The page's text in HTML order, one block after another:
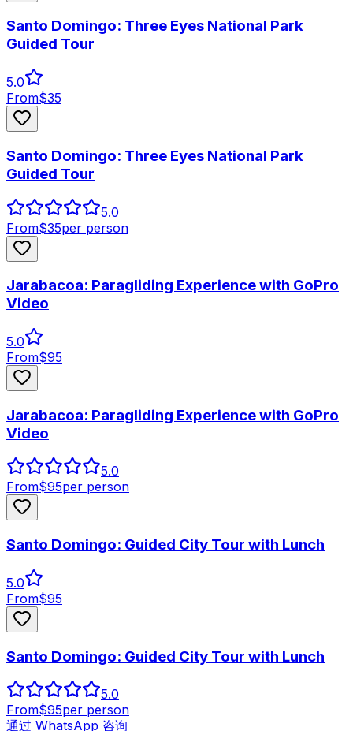
Santo Domingo: Three Eyes National Park
Guided Tour
5.0
From$35
Santo Domingo: Three Eyes National Park
Guided Tour
5.0
From$35per person
Jarabacoa: Paragliding Experience with GoPro
Video
5.0
From$95
Jarabacoa: Paragliding Experience with GoPro
Video
5.0
From$95per person
Santo Domingo: Guided City Tour with Lunch
5.0
From$95
Santo Domingo: Guided City Tour with Lunch
5.0
From$95per person
通过 WhatsApp 咨询